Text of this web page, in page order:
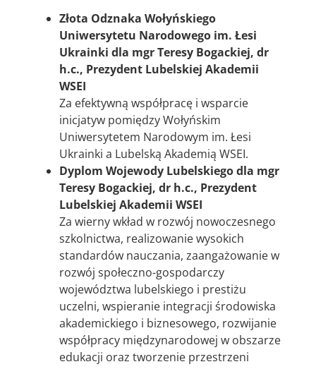
Złota Odznaka Wołyńskiego
Uniwersytetu Narodowego im. Łesi
Ukrainki dla mgr Teresy Bogackiej, dr
h.c., Prezydent Lubelskiej Akademii
WSEI
Za efektywną współpracę i wsparcie
inicjatyw pomiędzy Wołyńskim
Uniwersytetem Narodowym im. Łesi
Ukrainki a Lubelską Akademią WSEI.
Dyplom Wojewody Lubelskiego dla mgr
Teresy Bogackiej, dr h.c., Prezydent
Lubelskiej Akademii WSEI
Za wierny wkład w rozwój nowoczesnego
szkolnictwa, realizowanie wysokich
standardów nauczania, zaangażowanie w
rozwój społeczno-gospodarczy
województwa lubelskiego i prestiżu
uczelni, wspieranie integracji środowiska
akademickiego i biznesowego, rozwijanie
współpracy międzynarodowej w obszarze
edukacji oraz tworzenie przestrzeni